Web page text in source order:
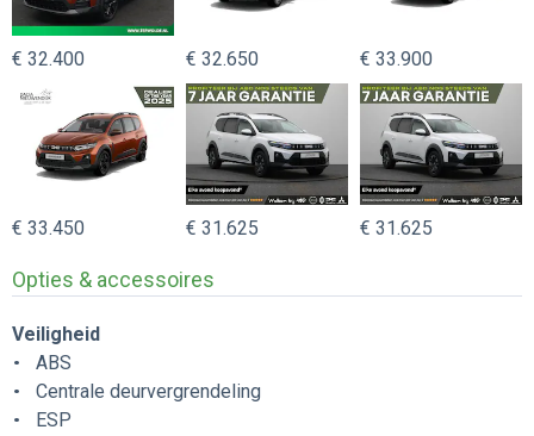
€ 32.400 € 32.650 € 33.900
€ 33.450 € 31.625 € 31.625
Opties & accessoires
Veiligheid
ABS
Centrale deurvergrendeling
ESP